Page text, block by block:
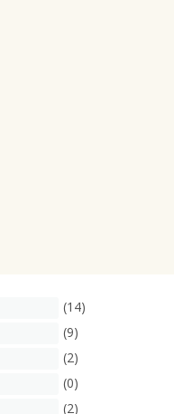
(14)
(9)
(2)
(0)
(2)